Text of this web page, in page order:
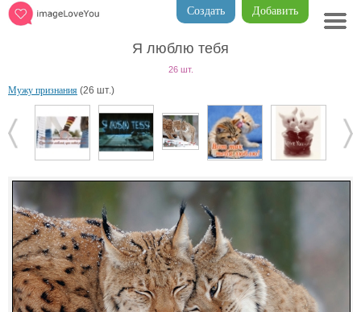
Добавить
Создать
Я люблю тебя
26 шт.
Мужу признания (26 шт.)